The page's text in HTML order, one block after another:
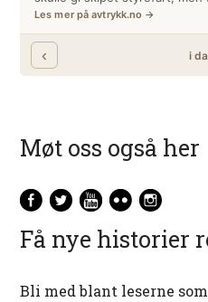
Møt oss også her
Få nye historier
Bli med blant leserne